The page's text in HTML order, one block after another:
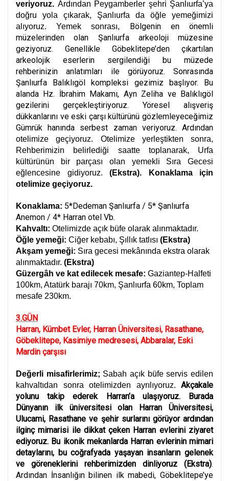
veriyoruz. Ardından Peygamberler şehri Şanlıurfa’ya
doğru yola çıkarak, Şanlıurfa da öğle yemeğimizi
alıyoruz. Yemek sonrası,
Bölgenin en önemli
müzelerinden olan Şanlıurfa arkeoloji müzesine
geziyoruz. Genellikle Göbeklitepe’den çıkartılan
arkeolojik eserlerin sergilendiği bu müzede
rehberinizin anlatımları ile görüyoruz. Sonrasında
Şanlıurfa Balıklıgöl kompleksi gezimiz başlıyor. Bu
alanda Hz. İbrahim Makamı, Ayn Zeliha ve Balıklıgöl
gezilerini gerçekleştiriyoruz. Yöresel alışveriş
dükkanlarını ve eski çarşı kültürünü gözlemleyeceğimiz
Gümrük hanında serbest zaman veriyoruz. Ardından
otelimize geçiyoruz. Otelimize yerleştikten sonra,
Rehberimizin belirlediği saatte toplanarak, Urfa
kültürünün bir parçası olan yemekli Sıra Gecesi
eğlencesine gidiyoruz. (Ekstra).
Konaklama için
otelimize geçiyoruz.
Konaklama: 5*Dedeman Şanlıurfa / 5* Şanlıurfa
Anemon / 4* Harran otel Vb.
Kahvaltı: Otelimizde açık büfe olarak alınmaktadır.
Öğle yemeği: Ciğer kebabı, Şıllık tatlısı (Ekstra)
Akşam yemeği: Sıra gecesi mekânında ekstra olarak
alınmaktadır. (Ekstra)
Güzergâh ve kat edilecek mesafe: Gaziantep-Halfeti
100km, Atatürk barajı 70km, Şanlıurfa 60km, Toplam
mesafe 230km.
3.GÜN
Harran, Kümbet Evler, Harran Üniversitesi, Rasathane,
Göbeklitepe, Kasimiye medresesi, Abbaralar, Eski
Mardin çarşısı
Değerli misafirlerimiz; Sabah açık büfe servis edilen
kahvaltıdan sonra otelimizden ayrılıyoruz. Akçakale
yolunu takip ederek Harran’a ulaşıyoruz. Burada
Dünyanın ilk üniversitesi olan Harran Üniversitesi,
Ulucami, Rasathane ve şehir surlarını görüyor ardından
ilginç mimarisi ile dikkat çeken Harran evlerini ziyaret
ediyoruz. Bu ikonik mekanlarda Harran evlerinin mimari
detaylarını, bu coğrafyada yaşayan insanların gelenek
ve göreneklerini rehberimizden dinliyoruz
(Ekstra).
Ardından İnsanlığın bilinen ilk mabedi, Göbeklitepe’ye